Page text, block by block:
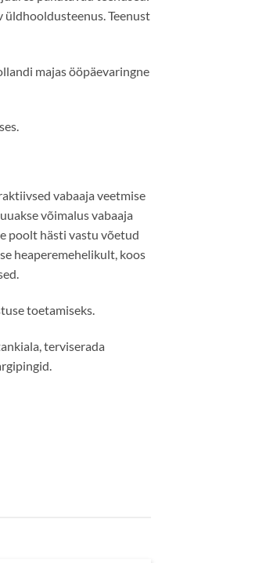
Teenust
majas ööpäevaringne
vabaaja veetmise
võimalus vabaaja
poolt hästi vastu võetud
heaperemehelikult, koos
toetamiseks.
terviserada